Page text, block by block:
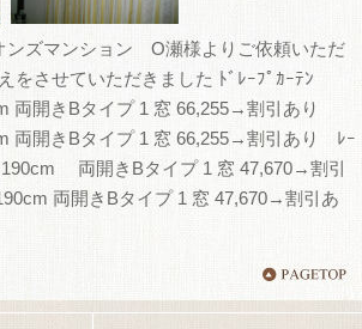
ンズマンション O瀬様よりご依頼いただ
をさせていただきました ﾄﾞﾚｰﾌﾟｶｰﾃﾝ
両開きBタイプ 1 窓 66,255→割引あり
両開きBタイプ 1 窓 66,255→割引あり ﾚｰ
両開きBタイプ 1 窓 47,670→割引
両開きBタイプ 1 窓 47,670→割引あ